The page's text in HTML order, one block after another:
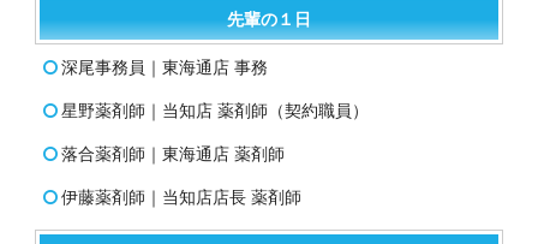
先輩の１日
深尾事務員｜東海通店 事務
星野薬剤師｜当知店 薬剤師（契約職員）
落合薬剤師｜東海通店 薬剤師
伊藤薬剤師｜当知店店長 薬剤師